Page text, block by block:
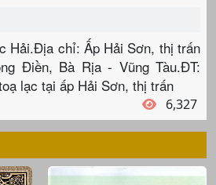
Hải.Địa chỉ: Ấp Hải Sơn, thị trấn
Điền, Bà Rịa - Vũng Tàu.ĐT:
lạc tại ấp Hải Sơn, thị trấn
6,327